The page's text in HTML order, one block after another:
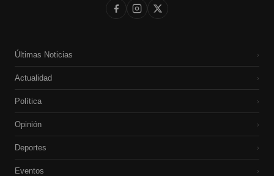
Últimas Noticias ›
Actualidad ›
Política ›
Opinión ›
Deportes ›
Eventos ›